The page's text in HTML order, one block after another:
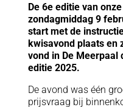
De 6e editie van
zondagmiddag 9
start met de
kwisavond plaats en
vond in De Meerpaal
editie 2025.
De avond was één
prijsvraag bij